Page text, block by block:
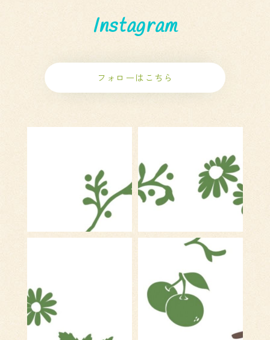
Instagram
フォローはこちら